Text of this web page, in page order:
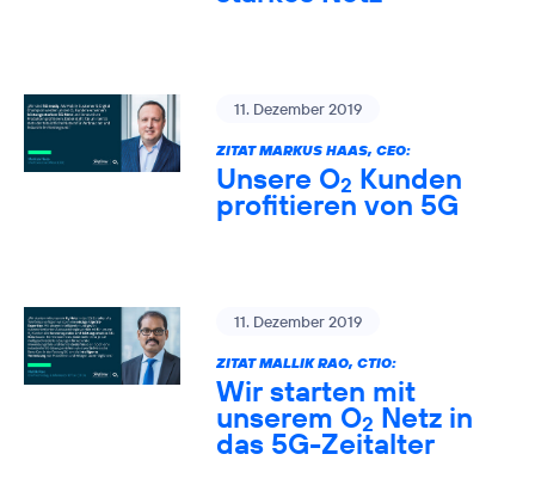
11. Dezember 2019
ZITAT MARKUS HAAS, CEO:
Unsere O2 Kunden
profitieren von 5G
11. Dezember 2019
ZITAT MALLIK RAO, CTIO:
Wir starten mit
unserem O2 Netz in
das 5G-Zeitalter